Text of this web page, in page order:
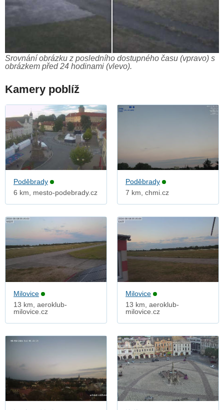
Srovnání obrázku z posledního dostupného času (vpravo) s
obrázkem před 24 hodinami (vlevo).
Kamery poblíž
Poděbrady
6 km, mesto-podebrady.cz
Poděbrady
7 km, chmi.cz
Milovice
13 km, aeroklub-
milovice.cz
Milovice
13 km, aeroklub-
milovice.cz